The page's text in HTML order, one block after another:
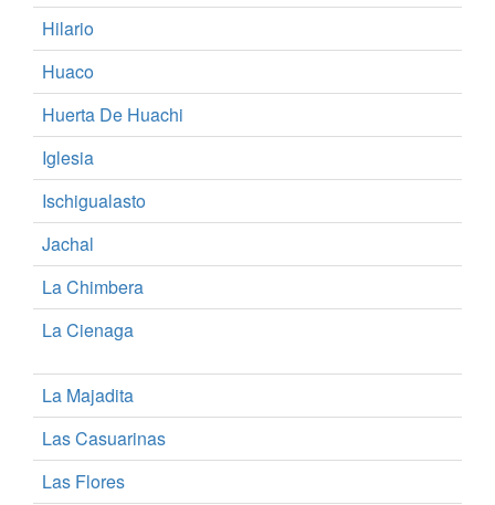
Hilario
Huaco
Huerta De Huachi
Iglesia
Ischigualasto
Jachal
La Chimbera
La Cienaga
La Majadita
Las Casuarinas
Las Flores